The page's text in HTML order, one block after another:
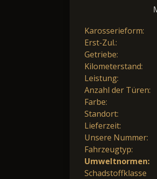
Karosserieform:
Erst-Zul.:
Getriebe:
Kilometerstand:
Leistung:
Anzahl der Türen:
Farbe:
Standort:
Lieferzeit:
Unsere Nummer:
Fahrzeugtyp:
Umweltnormen:
Schadstoffklasse